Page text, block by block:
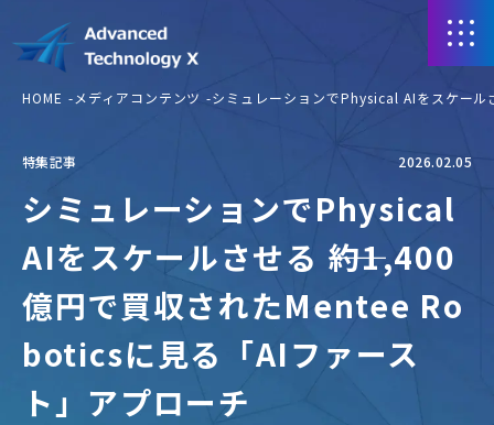
HOME メディアコンテンツ シミュレーションでPhysical AIをスケール
特集記事 2026.02.05
シミュレーションでPhysical
AIをスケールさせる ――約1,400
億円で買収されたMentee Ro
boticsに見る「AIファース
ト」アプローチ